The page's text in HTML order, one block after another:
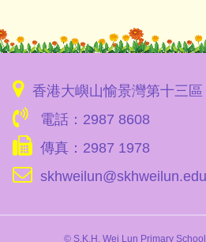
香港大嶼山愉景灣第十三區
電話：2987 8608
傳真：2987 1978
© S.K.H. Wei Lun Primary